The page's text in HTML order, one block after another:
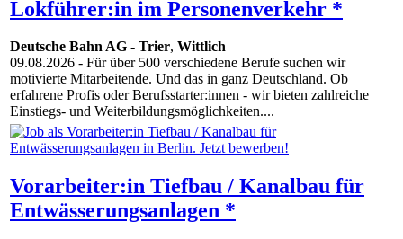
Lokführer:in im Personenverkehr *
Deutsche Bahn AG - Trier, Wittlich
09.08.2026 - Für über 500 verschiedene Berufe suchen wir
motivierte Mitarbeitende. Und das in ganz Deutschland. Ob
erfahrene Profis oder Berufsstarter:innen - wir bieten zahlreiche
Einstiegs- und Weiterbildungsmöglichkeiten....
Vorarbeiter:in Tiefbau / Kanalbau für
Entwässerungsanlagen *